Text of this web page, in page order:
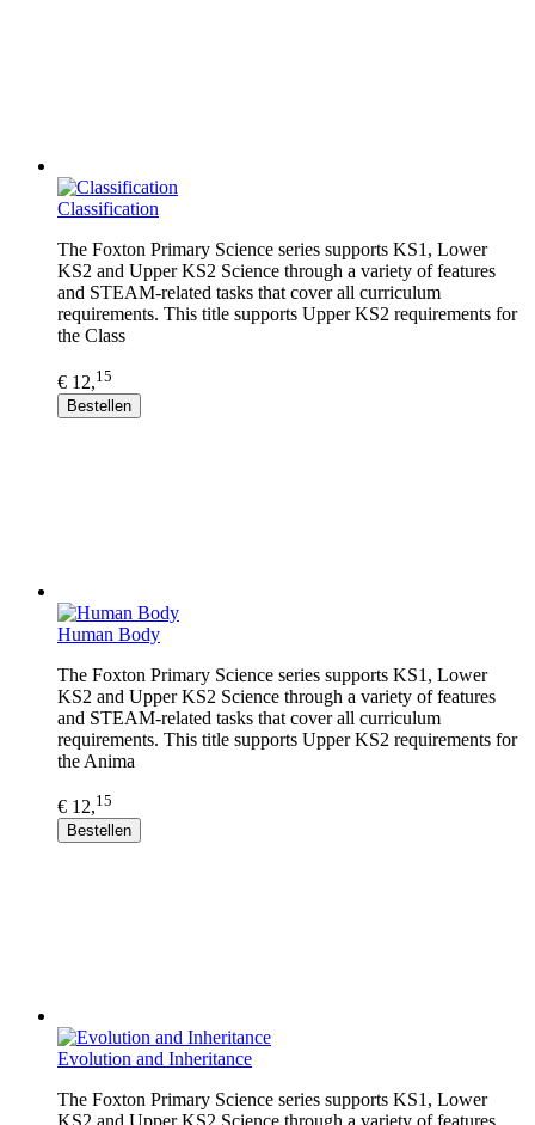
Classification
The Foxton Primary Science series supports KS1, Lower
KS2 and Upper KS2 Science through a variety of features
and STEAM-related tasks that cover all curriculum
requirements. This title supports Upper KS2 requirements for
the Class
€ 12,15
Bestellen
Human Body
The Foxton Primary Science series supports KS1, Lower
KS2 and Upper KS2 Science through a variety of features
and STEAM-related tasks that cover all curriculum
requirements. This title supports Upper KS2 requirements for
the Anima
€ 12,15
Bestellen
Evolution and Inheritance
The Foxton Primary Science series supports KS1, Lower
KS2 and Upper KS2 Science through a variety of features